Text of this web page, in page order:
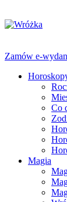
Zamów e-
Co
Magia